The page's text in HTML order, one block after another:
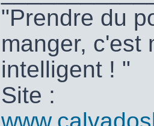
"Prendre du
manger, c'est
intelligent ! "
Site :